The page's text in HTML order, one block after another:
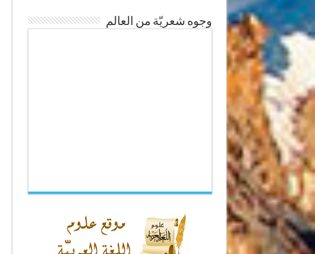
وجوه شعريّة من العالم